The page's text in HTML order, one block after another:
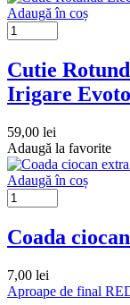
Adaugă în coș
Cutie
Irigare
59,00 lei
Adaugă la favorite
Adaugă în coș
Coada
7,00 lei
Aproape de final